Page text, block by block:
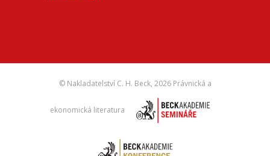
© Nakladatelství C. H. Beck, 2026 Právnická a
ekonomická literatura